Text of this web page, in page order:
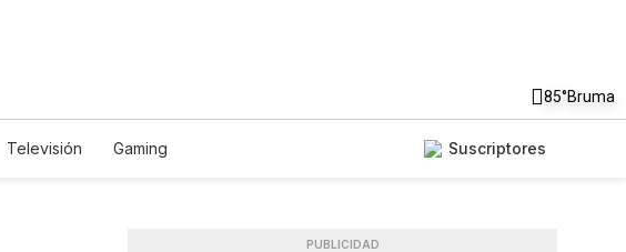
85°Bruma
Televisión Gaming Suscriptores
PUBLICIDAD